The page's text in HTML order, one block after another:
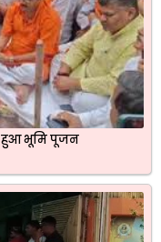
हुआ भूमि पूजन